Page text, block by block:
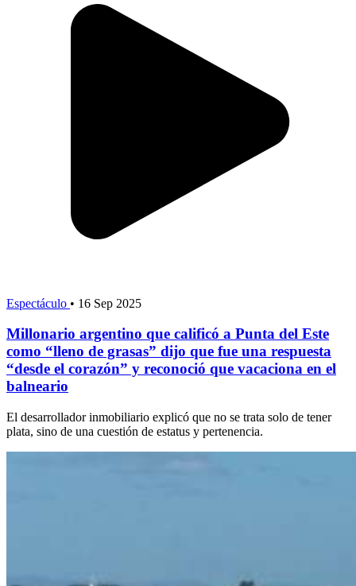
Espectáculo • 16 Sep 2025
Millonario argentino que calificó a Punta del Este
como “lleno de grasas” dijo que fue una respuesta
“desde el corazón” y reconoció que vacaciona en el
balneario
El desarrollador inmobiliario explicó que no se trata solo de tener
plata, sino de una cuestión de estatus y pertenencia.